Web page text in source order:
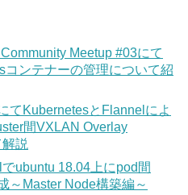
Meetup #03にて
ンテナーの管理について紹
てKubernetesとFlannelによ
間VXLAN Overlay
説
ubuntu 18.04上にpod間
～Master Node構築編～